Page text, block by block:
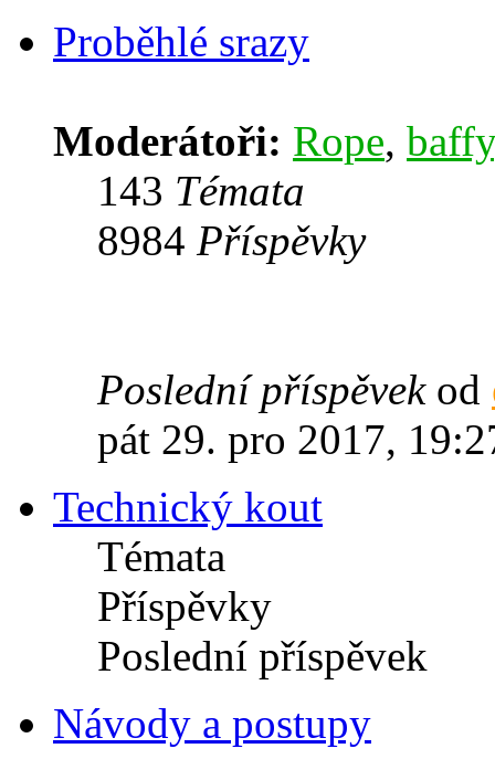
Proběhlé srazy
Moderátoři: Rope, baffy
143 Témata
8984 Příspěvky
Poslední příspěvekod
pát 29. pro 2017,
Technický kout
Témata
Příspěvky
Poslední příspěvek
Návody a postupy